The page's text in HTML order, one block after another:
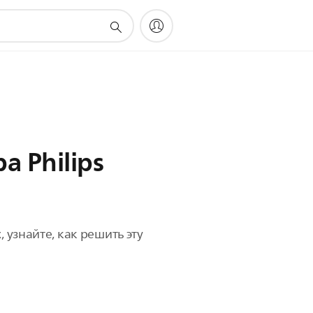
Philips
как решить эту